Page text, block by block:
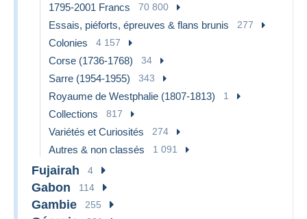
1795-2001 Francs 70 800
Essais, piéforts, épreuves & flans brunis 277
Colonies 4 157
Corse (1736-1768) 34
Sarre (1954-1955) 343
Royaume de Westphalie (1807-1813) 1
Collections 817
Variétés et Curiosités 274
Autres & non classés 1 091
Fujairah 4
Gabon 114
Gambie 255